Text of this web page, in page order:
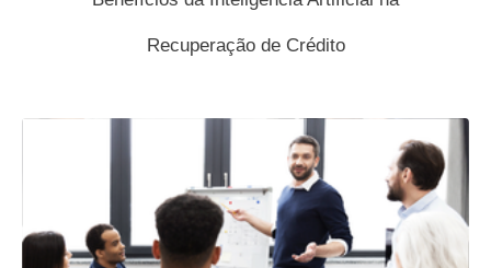
Recuperação de Crédito